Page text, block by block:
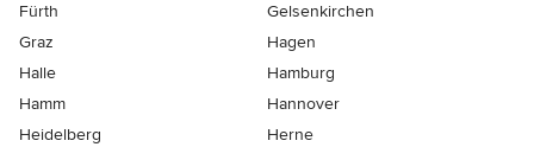
Fürth
Gelsenkirchen
Graz
Hagen
Halle
Hamburg
Hamm
Hannover
Heidelberg
Herne